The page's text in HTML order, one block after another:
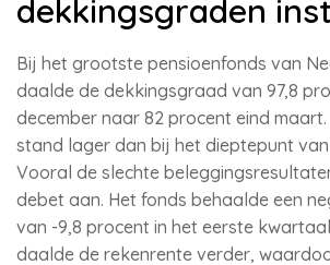
dekkingsgraden
Bij het grootste pensioenfonds van
daalde de dekkingsgraad van 97,8
december naar 82 procent eind
stand lager dan bij het dieptepunt
Vooral de slechte
debet aan. Het fonds behaalde een
van -9,8 procent in het eerste
daalde de rekenrente verder,